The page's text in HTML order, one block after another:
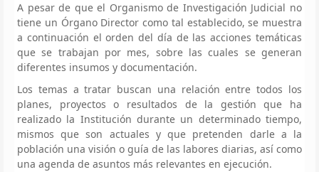
A pesar de que el Organismo de Investigación Judicial no
tiene un Órgano Director como tal establecido, se muestra
a continuación el orden del día de las acciones temáticas
que se trabajan por mes, sobre las cuales se generan
diferentes insumos y documentación.
Los temas a tratar buscan una relación entre todos los
planes, proyectos o resultados de la gestión que ha
realizado la Institución durante un determinado tiempo,
mismos que son actuales y que pretenden darle a la
población una visión o guía de las labores diarias, así como
una agenda de asuntos más relevantes en ejecución.